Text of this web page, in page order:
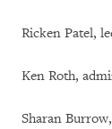
Ricken Patel,
Ken Roth,
Sharan